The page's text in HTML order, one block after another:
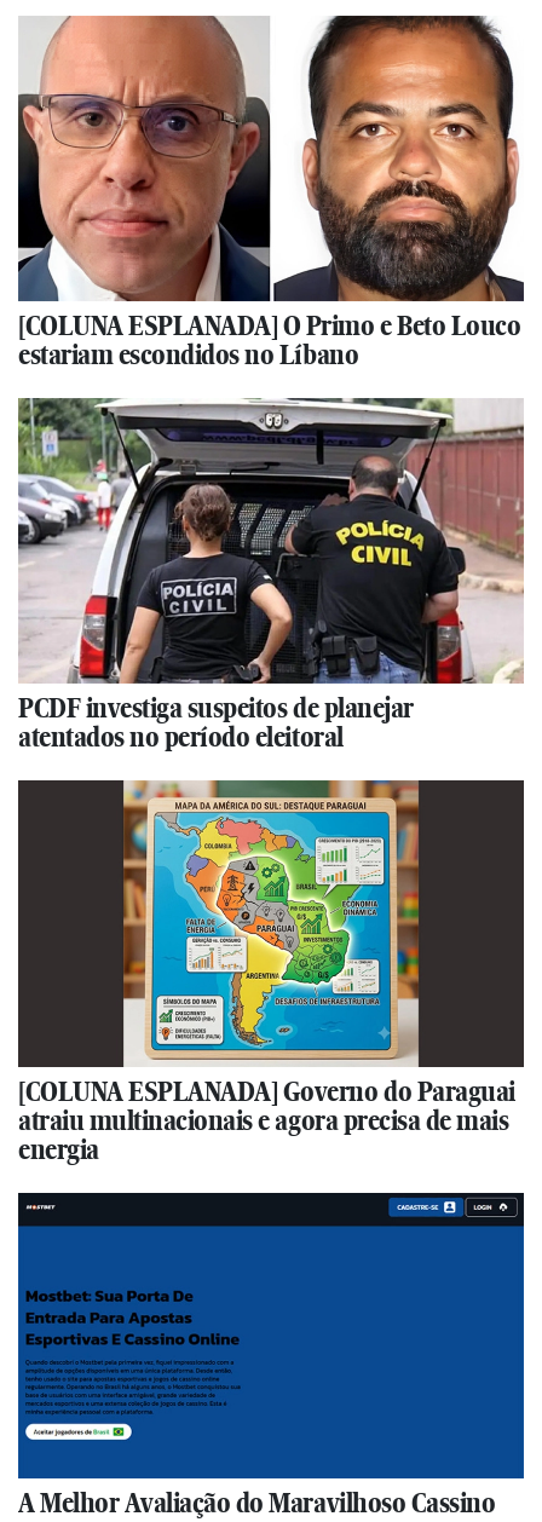
[COLUNA ESPLANADA] O Primo e Beto Louco
estariam escondidos no Líbano
PCDF investiga suspeitos de planejar
atentados no período eleitoral
[COLUNA ESPLANADA] Governo do Paraguai
atraiu multinacionais e agora precisa de mais
energia
A Melhor Avaliação do Maravilhoso Cassino